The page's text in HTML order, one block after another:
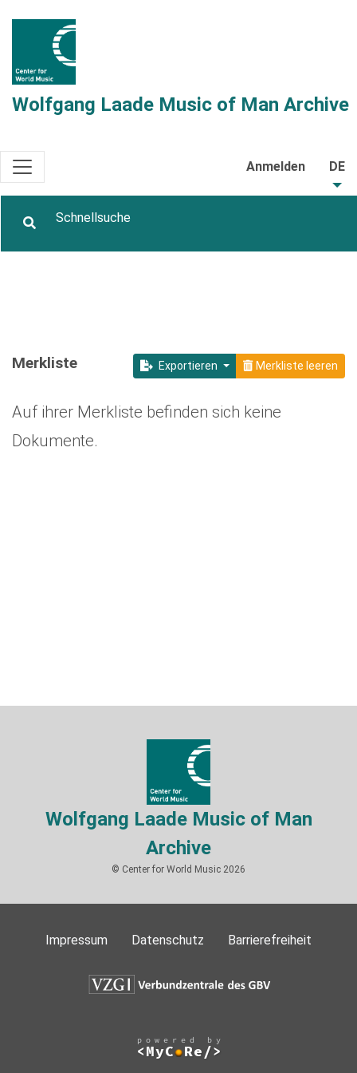
Wolfgang Laade Music of Man Archive
Anmelden DE
Exportieren Merkliste leeren
Merkliste
Auf ihrer Merkliste befinden sich keine
Dokumente.
Wolfgang Laade Music of Man
Archive
© Center for World Music 2026
Impressum Datenschutz Barrierefreiheit